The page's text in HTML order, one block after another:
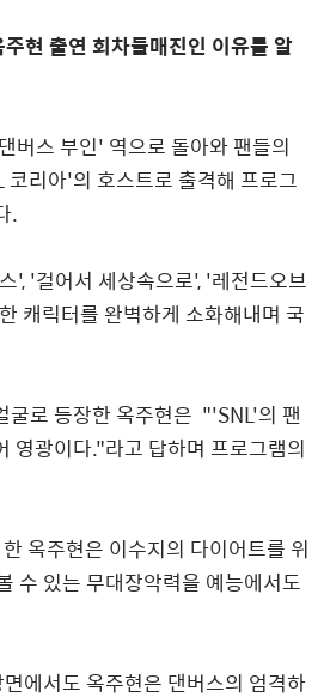
주현 출연 회차들매진인 이유를 알
댄버스 부인' 역으로 돌아와 팬들의
코리아'의 호스트로 출격해 프로그
.
', '걸어서 세상속으로', '레전드오브
캐릭터를 완벽하게 소화해내며 국
굴로 등장한 옥주현은 "'SNL'의 팬
영광이다."라고 답하며 프로그램의
옥주현은 이수지의 다이어트를 위
수 있는 무대장악력을 예능에서도
에서도 옥주현은 댄버스의 엄격하